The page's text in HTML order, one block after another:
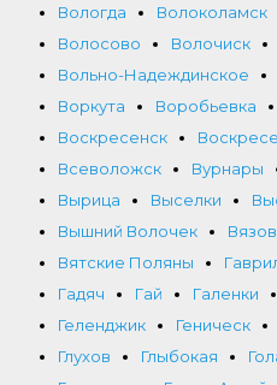
Вологда
Волоколамск
Волосово
Волочиск
Вольно-Надеждинское
Воркута
Воробьевка
Воскресенск
Всеволожск
Вурнары
Вырица
Выселки
Вышний Волочек
Вятские Поляны
Гадяч
Гай Галенки
Геленджик
Геническ
Глухов
Глыбокая